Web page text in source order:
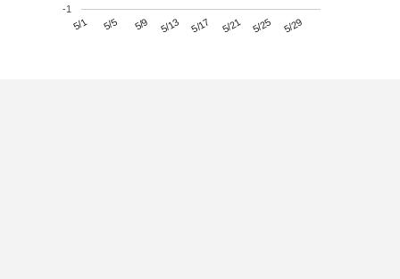
5/1 5/5 5/9 5/13 5/17 5/21 5/25 5/29
-1